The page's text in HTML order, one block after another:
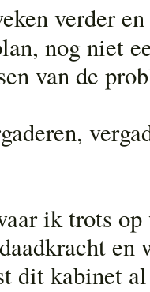
verder
nog niet
van de
ik trots
en
dit kabinet